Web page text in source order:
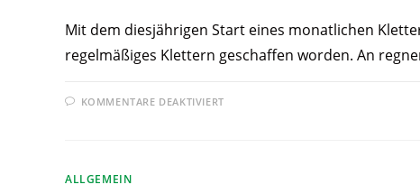
Mit dem diesjährigen Start eines monatlichen
regelmäßiges Klettern geschaffen worden. An
KOMMENTARE DEAKTIVIERT
ALLGEMEIN